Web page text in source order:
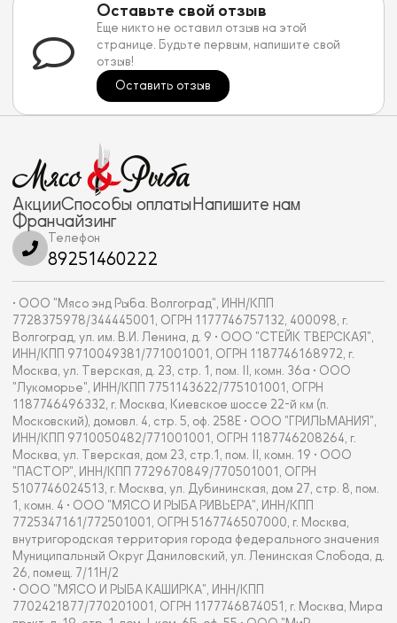
Оставьте свой отзыв
Еще никто не оставил отзыв на этой
странице. Будьте первым, напишите свой
отзыв!
Оставить отзыв
АкцииСпособы оплатыНапишите нам
Франчайзинг
Телефон
89251460222
• ООО "Мясо энд Рыба. Волгоград", ИНН/КПП
7728375978/344445001, ОГРН 1177746757132, 400098, г.
Волгоград, ул. им. В.И. Ленина, д. 9 • ООО "СТЕЙК ТВЕРСКАЯ",
ИНН/КПП 9710049381/771001001, ОГРН 1187746168972, г.
Москва, ул. Тверская, д. 23, стр. 1, пом. II, комн. 36а • ООО
"Лукоморье", ИНН/КПП 7751143622/775101001, ОГРН
1187746496332, г. Москва, Киевское шоссе 22-й км (п.
Московский), домовл. 4, стр. 5, оф. 258Е • ООО "ГРИЛЬМАНИЯ",
ИНН/КПП 9710050482/771001001, ОГРН 1187746208264, г.
Москва, ул. Тверская, дом 23, стр.1, пом. II, комн. 19 • ООО
"ПАСТОР", ИНН/КПП 7729670849/770501001, ОГРН
5107746024513, г. Москва, ул. Дубининская, дом 27, стр. 8, пом.
1, комн. 4 • ООО "МЯСО И РЫБА РИВЬЕРА", ИНН/КПП
7725347161/772501001, ОГРН 5167746507000, г. Москва,
внутригородская территория города федерального значения
Муниципальный Округ Даниловский, ул. Ленинская Слобода, д.
26, помещ. 7/11Н/2
• ООО "МЯСО И РЫБА КАШИРКА", ИНН/КПП
7702421877/770201001, ОГРН 1177746874051, г. Москва, Мира